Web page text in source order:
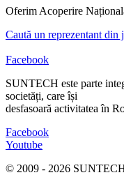
Oferim Acoperire
Caută un reprezentant din
Facebook
SUNTECH este parte
societăți, care își
desfasoară activitatea în
Facebook
Youtube
© 2009 - 2026